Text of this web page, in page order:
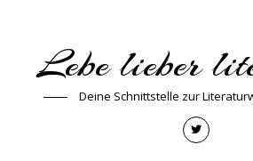
Lebe lieber
Deine Schnittstelle zur